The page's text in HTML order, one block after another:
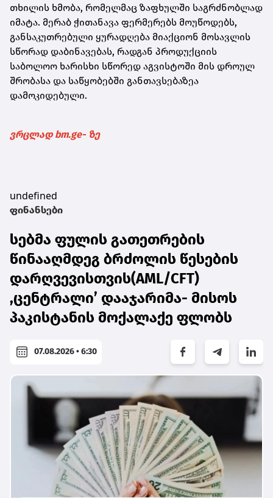
თხილის ხმობა, რომელმაც ზაფხულში საგრძნობლად
იმატა. მერაბ ჭითანავა ფერმერებს მოუწოდებს,
განსაკუთრებული ყურადღება მიაქციონ მოსავლის
სწორად დაბინავებას, რადგან პროდუქციის
საბოლოო ხარისხი სწორედ აგვისტოში მის დროულ
შრობასა და საწყობებში განთავსებაზეა
დამოკიდებული.
ვრცლად bm.ge- ზე
undefined
ფინანსები
სებმა ფულის გათეთრების
წინააღმდეგ ბრძოლის წესების
დარღვევისთვის(AML/CFT)
,ცენტრალი’ დააჯარიმა- მისოს
პაკისტანის მოქალაქე ფლობს
07.08.2026 • 6:30